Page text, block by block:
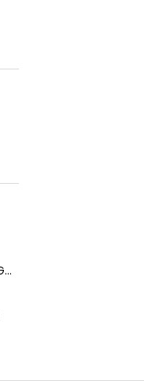
2 ULTRA PÁLIVÉ NÁPLNĚ DO KLÍČENKY KEYGOES (MORUGA SCORPION & CAROLINA REAPER)